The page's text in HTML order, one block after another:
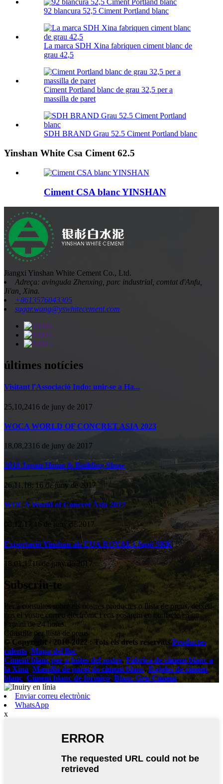
92 blancura 52,5 Ciment Portland blanc
La marca SDH Xina fabriquen ciment blanc de
grau 42,5
Ciment Portland blanc de grau 32,5 per a
massilla de paret
SDH BRAND Grau 52.5 Ciment Portland blanc
Yinshan White Csa Ciment 62.5
Ciment CSA blanc YINSHAN
Jiangxi Yinshan White Cement Co., Ltd.
Adreça: avinguda Zhenxing, parc industrial, comtat d'Anfu,
Ji'an, Xina.
+8613576043305
sugar.wang@yswhitecement.com
últimes notícies
Visitant l'Associació Indo: unir-se a Ha...
25,10,2416 de juny de 2017
WOCA WORLD OF CONCRET ASIA 2023
18,08,2316 de juny de 2017
2018 Japan Home & Building Show
26,11,18, 16 de juny de 2017
WOCA World of Concret Àsia 2017
08,12,17 16 de juny de 2017
Exportació Yinshan als EUA ROYAL i Japó SKK
18,01,1716 de juny de 2017
Subscriu-te
Per a consultes sobre els nostres productes o llista de preus, deixeu-
nos el vostre correu electrònic i ens posarem en contacte en un
termini de 24 hores.
Consulta per llista de preus
© Copyright - 2010-2022 : Tots els drets reservats.Productes
calents, Mapa del lloc
Ciment blanc per a fuites del sostre,Fàbrica de ciment blanc a
la Xina Massilla de paret de ciment blanc,Rajoles de ciment
blanc Ciment blanc de formigó, Blanc Gris Ciment,
Enviar correu electrònic
WhatsApp
x